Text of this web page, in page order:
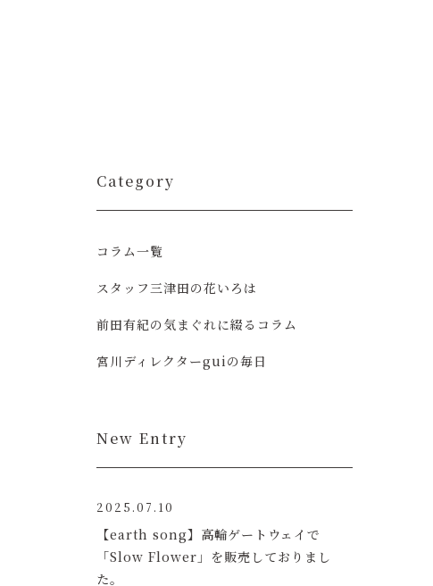
Category
コラム一覧
スタッフ三津田の花いろは
前田有紀の気まぐれに綴るコラム
宮川ディレクターguiの毎日
New Entry
2025.07.10
【earth song】高輪ゲートウェイで
「Slow Flower」を販売しておりまし
た。